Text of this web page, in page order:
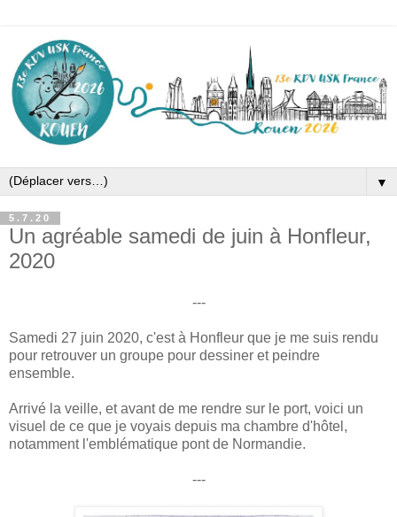
▼
5.7.20
Un agréable samedi de juin à Honfleur,
2020
---
Samedi 27 juin 2020, c'est à Honfleur que je me suis rendu
pour retrouver un groupe pour dessiner et peindre
ensemble.
Arrivé la veille, et avant de me rendre sur le port, voici un
visuel de ce que je voyais depuis ma chambre d'hôtel,
notamment l'emblématique pont de Normandie.
---